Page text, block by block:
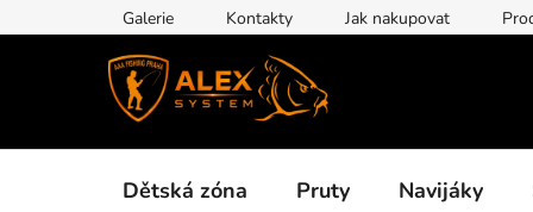
na
Galerie Kontakty Jak nakupovat
Dětská zóna Pruty Navijáky